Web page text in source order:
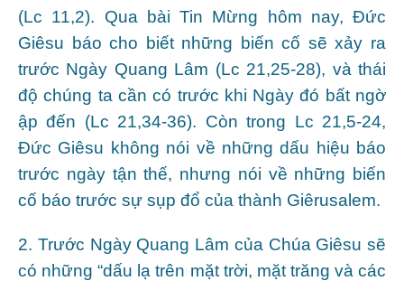
(Lc 11,2). Qua bài Tin Mừng hôm nay, Đức
Giêsu báo cho biết những biến cố sẽ xảy ra
trước Ngày Quang Lâm (Lc 21,25-28), và thái
độ chúng ta cần có trước khi Ngày đó bất ngờ
ập đến (Lc 21,34-36). Còn trong Lc 21,5-24,
Đức Giêsu không nói về những dấu hiệu báo
trước ngày tận thế, nhưng nói về những biến
cố báo trước sự sụp đổ của thành Giêrusalem.
2. Trước Ngày Quang Lâm của Chúa Giêsu sẽ
có những “dấu lạ trên mặt trời, mặt trăng và các